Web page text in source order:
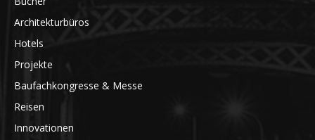
Architekturbüros
Hotels
Projekte
Baufachkongresse & Messe
Reisen
Innovationen